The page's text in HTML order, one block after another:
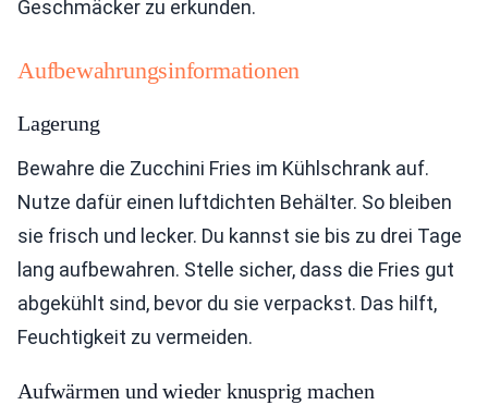
Geschmäcker zu erkunden.
Aufbewahrungsinformationen
Lagerung
Bewahre die Zucchini Fries im Kühlschrank auf.
Nutze dafür einen luftdichten Behälter. So bleiben
sie frisch und lecker. Du kannst sie bis zu drei Tage
lang aufbewahren. Stelle sicher, dass die Fries gut
abgekühlt sind, bevor du sie verpackst. Das hilft,
Feuchtigkeit zu vermeiden.
Aufwärmen und wieder knusprig machen